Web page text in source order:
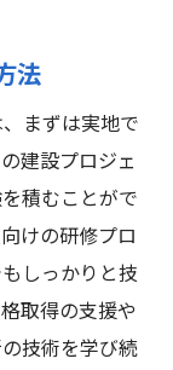
法
まずは実地で
建設プロジェ
積むことがで
けの研修プロ
しっかりと技
取得の支援や
技術を学び続